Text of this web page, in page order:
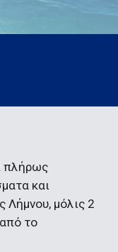
πλήρως
και
Λήμνου, μόλις 2
το